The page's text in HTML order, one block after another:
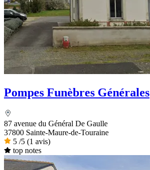
Pompes Funèbres Générales
87 avenue du Général De Gaulle
37800 Sainte-Maure-de-Touraine
5 /5 (1 avis)
top notes